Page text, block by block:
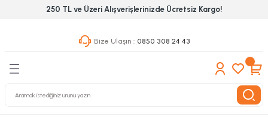
250 TL ve Üzeri Alışverişlerinizde Ücretsiz Kargo!
Bize Ulaşın : 0850 308 24 43
Geri Dön
Geri Dön
& Nalburiye
Grubu
Geri Dön